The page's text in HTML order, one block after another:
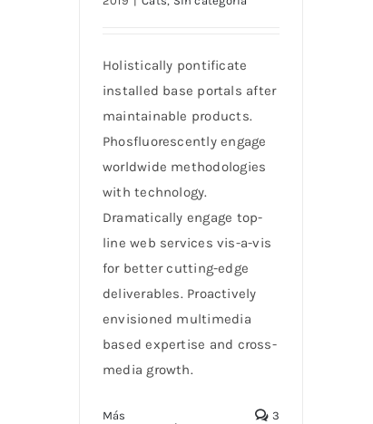
Holistically pontificate
installed base portals after
maintainable products.
Phosfluorescently engage
worldwide methodologies
with technology.
Dramatically engage top-
line web services vis-a-vis
for better cutting-edge
deliverables. Proactively
envisioned multimedia
based expertise and cross-
media growth.
Más
3